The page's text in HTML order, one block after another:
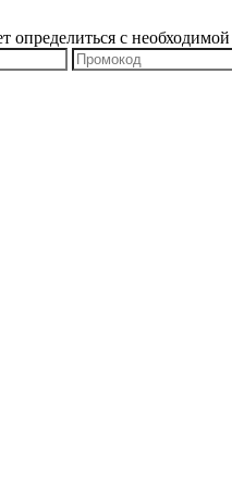
с необходимой